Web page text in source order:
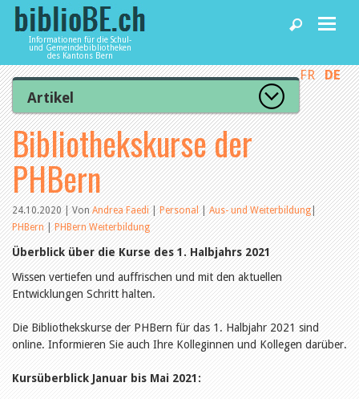
Informationen für die Schul-
und Gemeindebibliotheken
des Kantons Bern
Home
News und Fachbeiträge
Bibliotheken
Agenda
Dienstleistungen
biblioBE nutzen
FR DE
Artikel
Zur Artikelübersicht
Lesenswert
Gut bewertet
Kategorien
Aus dem Amt für Kultur
Aus der Kommission
Aus den Bibliotheken
Organisation
Raum und Infrastruktur
Bestand
Benutzung
Finanzen
Personal
Qualitätsmanagement
Recht und Politik
Leseförderung
Bibliothekskurse der
PHBern
24.10.2020 | VonAndrea Faedi|Personal|Aus- und Weiterbildung|
PHBern|PHBern Weiterbildung
Überblick über die Kurse des 1. Halbjahrs 2021
Wissen vertiefen und auffrischen und mit den aktuellen
Entwicklungen Schritt halten.
Die Bibliothekskurse der PHBern für das 1. Halbjahr 2021 sind
online. Informieren Sie auch Ihre Kolleginnen und Kollegen darüber.
Kursüberblick Januar bis Mai 2021: